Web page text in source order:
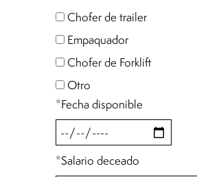
Chofer de trailer
Empaquador
Chofer de Forklift
Otro
*Fecha disponible
*Salario deceado